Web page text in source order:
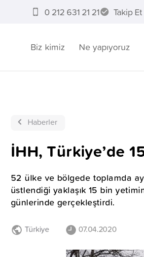
0 212 631 21 21 Takip Et
Biz kimiz Ne yapıyoruz
Haberler
İHH, Türkiye’de
52 ülke ve bölgede toplamda
üstlendiği yaklaşık 15 bin
günlerinde gerçekleştirdi.
Türkiye 07.04.2020